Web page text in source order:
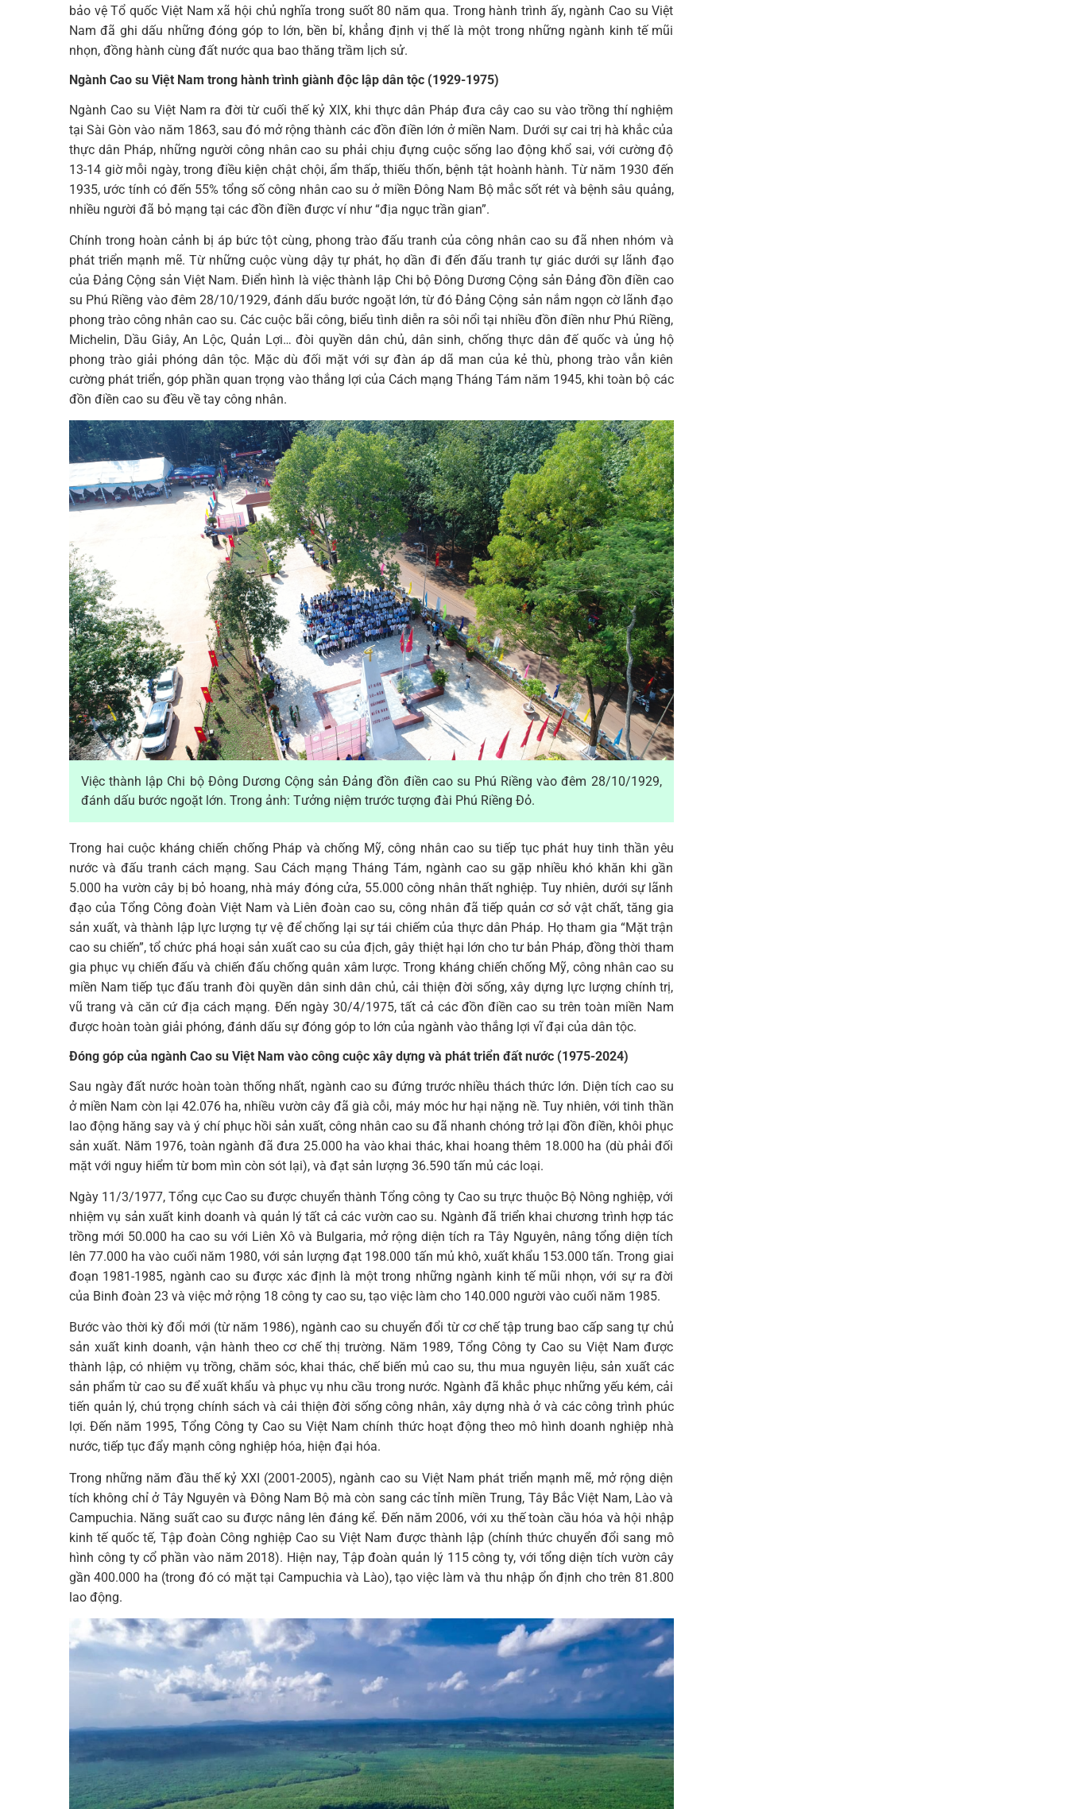
bảo vệ Tổ quốc Việt Nam xã hội chủ nghĩa trong suốt 80 năm qua. Trong hành trình ấy, ngành Cao su Việt
Nam đã ghi dấu những đóng góp to lớn, bền bỉ, khẳng định vị thế là một trong những ngành kinh tế mũi
nhọn, đồng hành cùng đất nước qua bao thăng trầm lịch sử.
Ngành Cao su Việt Nam trong hành trình giành độc lập dân tộc (1929-1975)
Ngành Cao su Việt Nam ra đời từ cuối thế kỷ XIX, khi thực dân Pháp đưa cây cao su vào trồng thí nghiệm
tại Sài Gòn vào năm 1863, sau đó mở rộng thành các đồn điền lớn ở miền Nam. Dưới sự cai trị hà khắc của
thực dân Pháp, những người công nhân cao su phải chịu đựng cuộc sống lao động khổ sai, với cường độ
13-14 giờ mỗi ngày, trong điều kiện chật chội, ẩm thấp, thiếu thốn, bệnh tật hoành hành. Từ năm 1930 đến
1935, ước tính có đến 55% tổng số công nhân cao su ở miền Đông Nam Bộ mắc sốt rét và bệnh sâu quảng,
nhiều người đã bỏ mạng tại các đồn điền được ví như “địa ngục trần gian”.
Chính trong hoàn cảnh bị áp bức tột cùng, phong trào đấu tranh của công nhân cao su đã nhen nhóm và
phát triển mạnh mẽ. Từ những cuộc vùng dậy tự phát, họ dần đi đến đấu tranh tự giác dưới sự lãnh đạo
của Đảng Cộng sản Việt Nam. Điển hình là việc thành lập Chi bộ Đông Dương Cộng sản Đảng đồn điền cao
su Phú Riềng vào đêm 28/10/1929, đánh dấu bước ngoặt lớn, từ đó Đảng Cộng sản nắm ngọn cờ lãnh đạo
phong trào công nhân cao su. Các cuộc bãi công, biểu tình diễn ra sôi nổi tại nhiều đồn điền như Phú Riềng,
Michelin, Dầu Giây, An Lộc, Quản Lợi… đòi quyền dân chủ, dân sinh, chống thực dân đế quốc và ủng hộ
phong trào giải phóng dân tộc. Mặc dù đối mặt với sự đàn áp dã man của kẻ thù, phong trào vẫn kiên
cường phát triển, góp phần quan trọng vào thắng lợi của Cách mạng Tháng Tám năm 1945, khi toàn bộ các
đồn điền cao su đều về tay công nhân.
Việc thành lập Chi bộ Đông Dương Cộng sản Đảng đồn điền cao su Phú Riềng vào đêm 28/10/1929,
đánh dấu bước ngoặt lớn. Trong ảnh: Tưởng niệm trước tượng đài Phú Riềng Đỏ.
Trong hai cuộc kháng chiến chống Pháp và chống Mỹ, công nhân cao su tiếp tục phát huy tinh thần yêu
nước và đấu tranh cách mạng. Sau Cách mạng Tháng Tám, ngành cao su gặp nhiều khó khăn khi gần
5.000 ha vườn cây bị bỏ hoang, nhà máy đóng cửa, 55.000 công nhân thất nghiệp. Tuy nhiên, dưới sự lãnh
đạo của Tổng Công đoàn Việt Nam và Liên đoàn cao su, công nhân đã tiếp quản cơ sở vật chất, tăng gia
sản xuất, và thành lập lực lượng tự vệ để chống lại sự tái chiếm của thực dân Pháp. Họ tham gia “Mặt trận
cao su chiến”, tổ chức phá hoại sản xuất cao su của địch, gây thiệt hại lớn cho tư bản Pháp, đồng thời tham
gia phục vụ chiến đấu và chiến đấu chống quân xâm lược. Trong kháng chiến chống Mỹ, công nhân cao su
miền Nam tiếp tục đấu tranh đòi quyền dân sinh dân chủ, cải thiện đời sống, xây dựng lực lượng chính trị,
vũ trang và căn cứ địa cách mạng. Đến ngày 30/4/1975, tất cả các đồn điền cao su trên toàn miền Nam
được hoàn toàn giải phóng, đánh dấu sự đóng góp to lớn của ngành vào thắng lợi vĩ đại của dân tộc.
Đóng góp của ngành Cao su Việt Nam vào công cuộc xây dựng và phát triển đất nước (1975-2024)
Sau ngày đất nước hoàn toàn thống nhất, ngành cao su đứng trước nhiều thách thức lớn. Diện tích cao su
ở miền Nam còn lại 42.076 ha, nhiều vườn cây đã già cỗi, máy móc hư hại nặng nề. Tuy nhiên, với tinh thần
lao động hăng say và ý chí phục hồi sản xuất, công nhân cao su đã nhanh chóng trở lại đồn điền, khôi phục
sản xuất. Năm 1976, toàn ngành đã đưa 25.000 ha vào khai thác, khai hoang thêm 18.000 ha (dù phải đối
mặt với nguy hiểm từ bom mìn còn sót lại), và đạt sản lượng 36.590 tấn mủ các loại.
Ngày 11/3/1977, Tổng cục Cao su được chuyển thành Tổng công ty Cao su trực thuộc Bộ Nông nghiệp, với
nhiệm vụ sản xuất kinh doanh và quản lý tất cả các vườn cao su. Ngành đã triển khai chương trình hợp tác
trồng mới 50.000 ha cao su với Liên Xô và Bulgaria, mở rộng diện tích ra Tây Nguyên, nâng tổng diện tích
lên 77.000 ha vào cuối năm 1980, với sản lượng đạt 198.000 tấn mủ khô, xuất khẩu 153.000 tấn. Trong giai
đoạn 1981-1985, ngành cao su được xác định là một trong những ngành kinh tế mũi nhọn, với sự ra đời
của Binh đoàn 23 và việc mở rộng 18 công ty cao su, tạo việc làm cho 140.000 người vào cuối năm 1985.
Bước vào thời kỳ đổi mới (từ năm 1986), ngành cao su chuyển đổi từ cơ chế tập trung bao cấp sang tự chủ
sản xuất kinh doanh, vận hành theo cơ chế thị trường. Năm 1989, Tổng Công ty Cao su Việt Nam được
thành lập, có nhiệm vụ trồng, chăm sóc, khai thác, chế biến mủ cao su, thu mua nguyên liệu, sản xuất các
sản phẩm từ cao su để xuất khẩu và phục vụ nhu cầu trong nước. Ngành đã khắc phục những yếu kém, cải
tiến quản lý, chú trọng chính sách và cải thiện đời sống công nhân, xây dựng nhà ở và các công trình phúc
lợi. Đến năm 1995, Tổng Công ty Cao su Việt Nam chính thức hoạt động theo mô hình doanh nghiệp nhà
nước, tiếp tục đẩy mạnh công nghiệp hóa, hiện đại hóa.
Trong những năm đầu thế kỷ XXI (2001-2005), ngành cao su Việt Nam phát triển mạnh mẽ, mở rộng diện
tích không chỉ ở Tây Nguyên và Đông Nam Bộ mà còn sang các tỉnh miền Trung, Tây Bắc Việt Nam, Lào và
Campuchia. Năng suất cao su được nâng lên đáng kể. Đến năm 2006, với xu thế toàn cầu hóa và hội nhập
kinh tế quốc tế, Tập đoàn Công nghiệp Cao su Việt Nam được thành lập (chính thức chuyển đổi sang mô
hình công ty cổ phần vào năm 2018). Hiện nay, Tập đoàn quản lý 115 công ty, với tổng diện tích vườn cây
gần 400.000 ha (trong đó có mặt tại Campuchia và Lào), tạo việc làm và thu nhập ổn định cho trên 81.800
lao động.